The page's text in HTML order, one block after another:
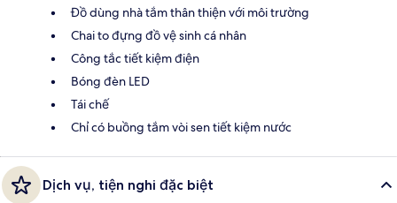
Đồ dùng nhà tắm thân thiện với môi trường
Chai to đựng đồ vệ sinh cá nhân
Công tắc tiết kiệm điện
Bóng đèn LED
Tái chế
Chỉ có buồng tắm vòi sen tiết kiệm nước
Dịch vụ, tiện nghi đặc biệt